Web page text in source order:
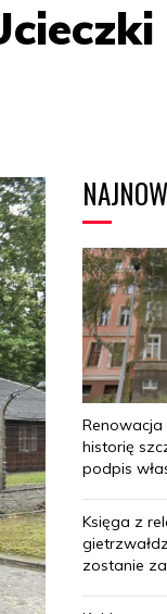
Renowacja
historię
podpis
Księga z
zostanie